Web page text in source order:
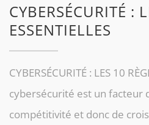
CYBERSÉCURITÉ :
ESSENTIELLES
CYBERSÉCURITÉ : LES 10
cybersécurité est un facteur
compétitivité et donc de